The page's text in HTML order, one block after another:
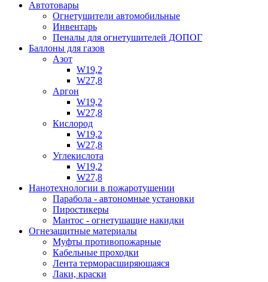
Автотовары
Огнетушители автомобильные
Инвентарь
Пеналы для огнетушителей ДОПОГ
Баллоны для газов
Азот
W19,2
W27,8
Аргон
W19,2
W27,8
Кислород
W19,2
W27,8
Углекислота
W19,2
W27,8
Нанотехнологии в пожаротушении
Парабола - автономные установки
Пиростикеры
Мантос - огнетушащие накидки
Огнезащитные материалы
Муфты противопожарные
Кабельные проходки
Лента терморасширяющаяся
Лаки, краски